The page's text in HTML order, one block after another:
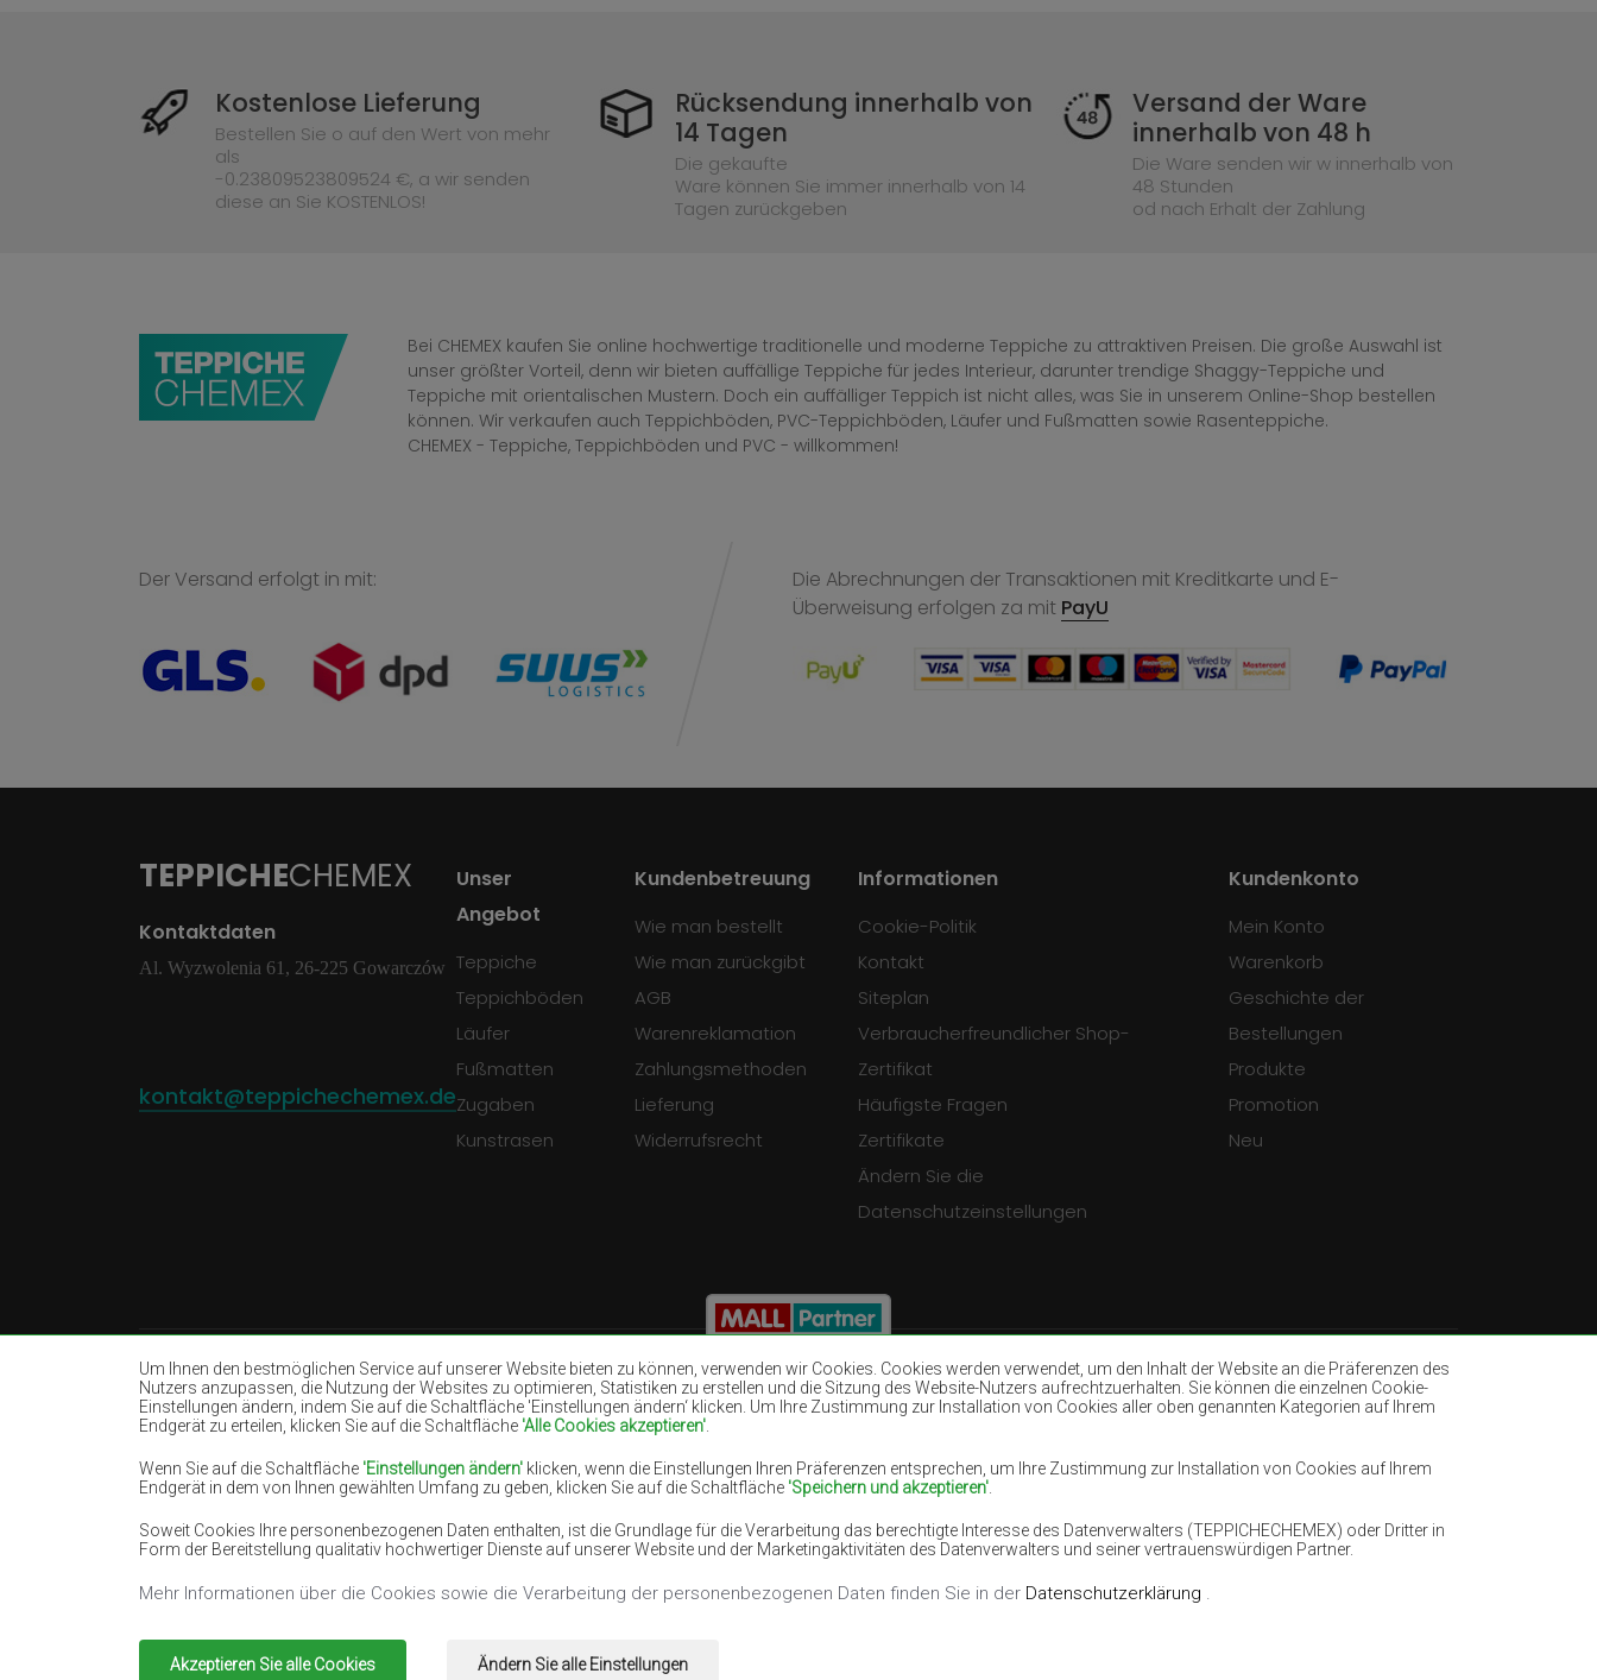
Um Ihnen den bestmöglichen Service auf unserer Website bieten zu können, verwenden wir Cookies. Cookies werden verwendet, um den Inhalt der Website an die Präferenzen des
Nutzers anzupassen, die Nutzung der Websites zu optimieren, Statistiken zu erstellen und die Sitzung des Website-Nutzers aufrechtzuerhalten. Sie können die einzelnen Cookie-
Einstellungen ändern, indem Sie auf die Schaltfläche 'Einstellungen ändern‘ klicken. Um Ihre Zustimmung zur Installation von Cookies aller oben genannten Kategorien auf Ihrem
Endgerät zu erteilen, klicken Sie auf die Schaltfläche 'Alle Cookies akzeptieren'
Wenn Sie auf die Schaltfläche 'Einstellungen ändern' klicken, wenn die Einstellungen Ihren Präferenzen entsprechen, um Ihre Zustimmung zur Installation von Cookies auf Ihrem
Endgerät in dem von Ihnen gewählten Umfang zu geben, klicken Sie auf die Schaltfläche 'Speichern und akzeptieren'
Soweit Cookies Ihre personenbezogenen Daten enthalten, ist die Grundlage für die Verarbeitung das berechtigte Interesse des Datenverwalters (TEPPICHECHEMEX) oder Dritter in
Form der Bereitstellung qualitativ hochwertiger Dienste auf unserer Website und der Marketingaktivitäten des Datenverwalters und seiner vertrauenswürdigen Partner.
Mehr Informationen über die Cookies sowie die Verarbeitung der personenbezogenen Daten finden Sie in der Datenschutzerklärung .
Akzeptieren Sie alle Cookies Ändern Sie alle Einstellungen
Kostenlose Lieferung
Bestellen Sie o auf den Wert von mehr
als
-0.23809523809524 €, a wir senden
diese an Sie KOSTENLOS!
Rücksendung innerhalb von
14 Tagen
Die gekaufte
Ware können Sie immer innerhalb von 14
Tagen zurückgeben
Versand der Ware
innerhalb von 48 h
Die Ware senden wir w innerhalb von
48 Stunden
od nach Erhalt der Zahlung
Bei CHEMEX kaufen Sie online hochwertige traditionelle und moderne Teppiche zu attraktiven Preisen. Die große Auswahl ist
unser größter Vorteil, denn wir bieten auffällige Teppiche für jedes Interieur, darunter trendige Shaggy-Teppiche und
Teppiche mit orientalischen Mustern. Doch ein auffälliger Teppich ist nicht alles, was Sie in unserem Online-Shop bestellen
können. Wir verkaufen auch Teppichböden, PVC-Teppichböden, Läufer und Fußmatten sowie Rasenteppiche.
CHEMEX - Teppiche, Teppichböden und PVC - willkommen!
Der Versand erfolgt in mit:
Die Abrechnungen der Transaktionen mit Kreditkarte und E-
Überweisung erfolgen za mit PayU
TEPPICHECHEMEX
Kontaktdaten
Al. Wyzwolenia 61, 26-225 Gowarczów
kontakt@teppichechemex.de
Unser
Angebot
Teppiche
Teppichböden
Läufer
Fußmatten
Zugaben
Kunstrasen
Kundenbetreuung
Wie man bestellt
Wie man zurückgibt
AGB
Warenreklamation
Zahlungsmethoden
Lieferung
Widerrufsrecht
Informationen
Cookie-Politik
Kontakt
Siteplan
Verbraucherfreundlicher Shop-
Zertifikat
Häufigste Fragen
Zertifikate
Ändern Sie die
Datenschutzeinstellungen
Kundenkonto
Mein Konto
Warenkorb
Geschichte der
Bestellungen
Produkte
Promotion
Neu
Teppiche Beige Teppiche Weiß Teppiche Braun Teppiche Burgunder
Teppiche Flaschengrün
Teppiche Lachsfarben
Teppiche Cremefarben Teppiche Lilac Teppiche Gelb
Teppiche Pfefferminz
Teppiche Terrakotte
Teppiche Grün
Teppiche Golden
Copyright 2022 Teppiche Chemex. Alle Rechte vorbehalten.